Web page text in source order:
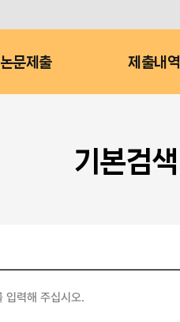
문제출 제출내역
기본검색